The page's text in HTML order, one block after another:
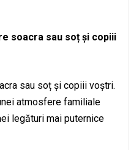
soacra sau soț și copiii
sau soț și copiii voștri.
atmosfere familiale
legături mai puternice